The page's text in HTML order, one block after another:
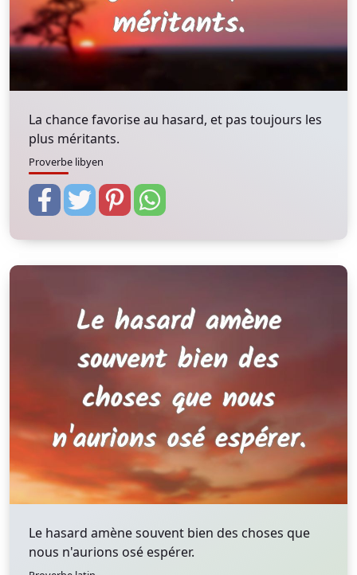
La chance favorise au hasard, et pas toujours les
plus méritants.
Proverbe libyen
Le hasard amène souvent bien des choses que
nous n'aurions osé espérer.